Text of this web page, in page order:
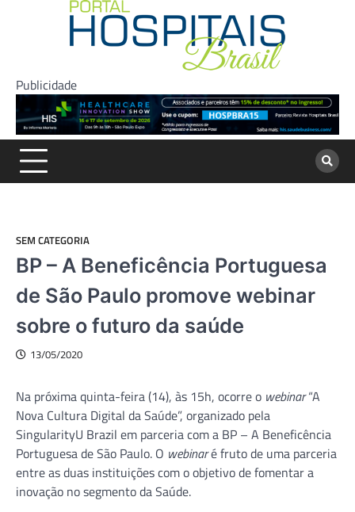
Publicidade
SEM CATEGORIA
BP – A Beneficência Portuguesa
de São Paulo promove webinar
sobre o futuro da saúde
13/05/2020
Na próxima quinta-feira (14), às 15h, ocorre o webinar“A
Nova Cultura Digital da Saúde”, organizado pela
SingularityU Brazil em parceria com a BP – A Beneficência
Portuguesa de São Paulo. O webinaré fruto de uma parceria
entre as duas instituições com o objetivo de fomentar a
inovação no segmento da Saúde.